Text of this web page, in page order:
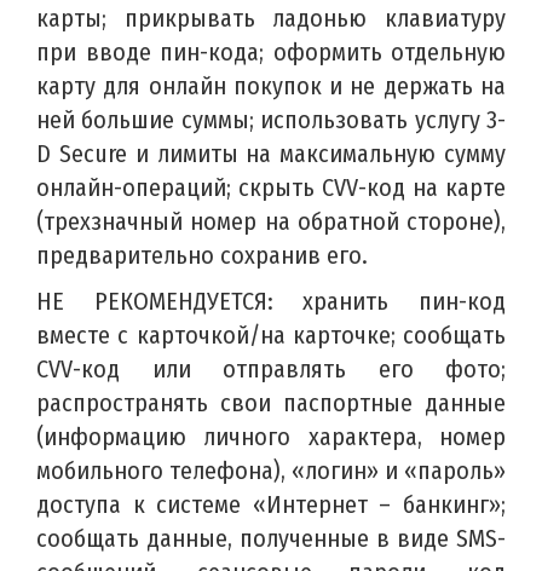
карты; прикрывать ладонью клавиатуру
при вводе пин-кода; оформить отдельную
карту для онлайн покупок и не держать на
ней большие суммы; использовать услугу 3-
D Secure и лимиты на максимальную сумму
онлайн-операций; скрыть CVV-код на карте
(трехзначный номер на обратной стороне),
предварительно сохранив его.
НЕ РЕКОМЕНДУЕТСЯ: хранить пин-код
вместе с карточкой/на карточке; сообщать
CVV-код или отправлять его фото;
распространять свои паспортные данные
(информацию личного характера, номер
мобильного телефона), «логин» и «пароль»
доступа к системе «Интернет – банкинг»;
сообщать данные, полученные в виде SMS-